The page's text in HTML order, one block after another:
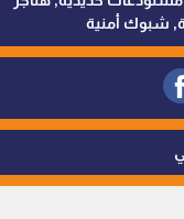
شبوك أمنية